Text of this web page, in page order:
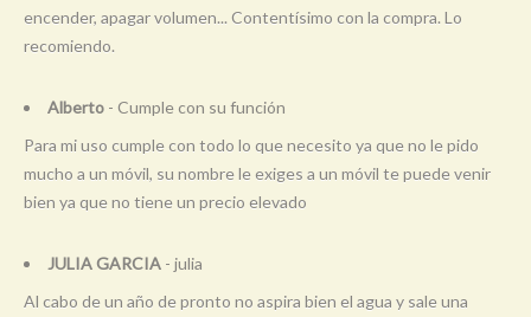
encender, apagar volumen... Contentísimo con la compra. Lo
recomiendo.
Alberto - Cumple con su función
Para mi uso cumple con todo lo que necesito ya que no le pido
mucho a un móvil, su nombre le exiges a un móvil te puede venir
bien ya que no tiene un precio elevado
JULIA GARCIA - julia
Al cabo de un año de pronto no aspira bien el agua y sale una